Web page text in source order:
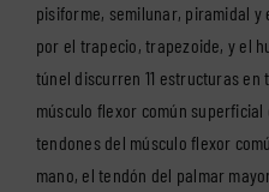
pisiforme, semilunar, piramidal
por el trapecio, trapezoide, y el
túnel discurren 11 estructuras
músculo flexor común
tendones del músculo flexor
mano, el tendón del palmar